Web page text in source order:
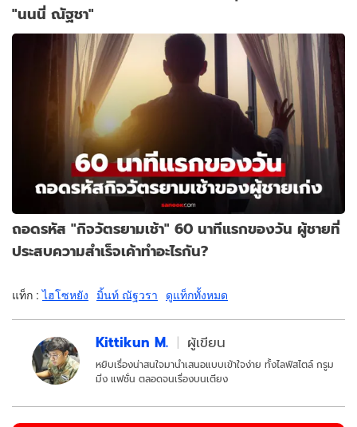
"นนนี่ ณัฐชา"
ถอดรหัส "กิจวัตรยามเช้า" 60 นาทีแรกของวัน ผู้ชายที่
ประสบความสำเร็จเค้าทำอะไรกัน?
แท็ก :ไฮโซหยัง มิ้นท์ ณัฐวรา ดูแท็กทั้งหมด
Kittikun M. ผู้เขียน
หยิบเรื่องน่าสนใจมานำเสนอแบบเข้าใจง่าย ทั้งไลฟ์สไตล์ กรูม
มิ่ง แฟชั่น ตลอดจนเรื่องบนเตียง